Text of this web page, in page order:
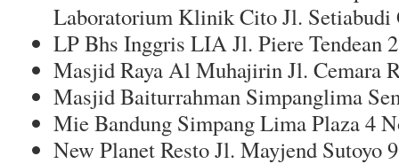
Laboratorium Klinik Cito Jl. Setiabudi
LP Bhs Inggris LIA Jl. Piere Tendean
Masjid Raya Al Muhajirin Jl. Cemara
Masjid Baiturrahman Simpanglima
Mie Bandung Simpang Lima Plaza 4
New Planet Resto Jl. Mayjend Sutoyo